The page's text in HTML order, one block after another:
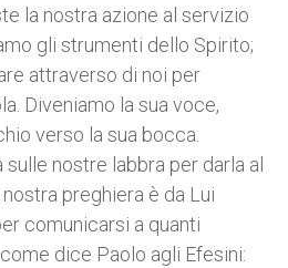
la nostra azione al servizio
gli strumenti dello Spirito;
attraverso di noi per
Diveniamo la sua voce,
verso la sua bocca.
nostre labbra per darla al
preghiera è da Lui
comunicarsi a quanti
dice Paolo agli Efesini: